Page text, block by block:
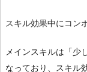
スキル効果中にコン
メインスキルは「少
なっており、スキル